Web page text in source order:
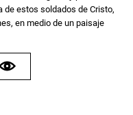
de estos soldados de Cristo,
en medio de un paisaje